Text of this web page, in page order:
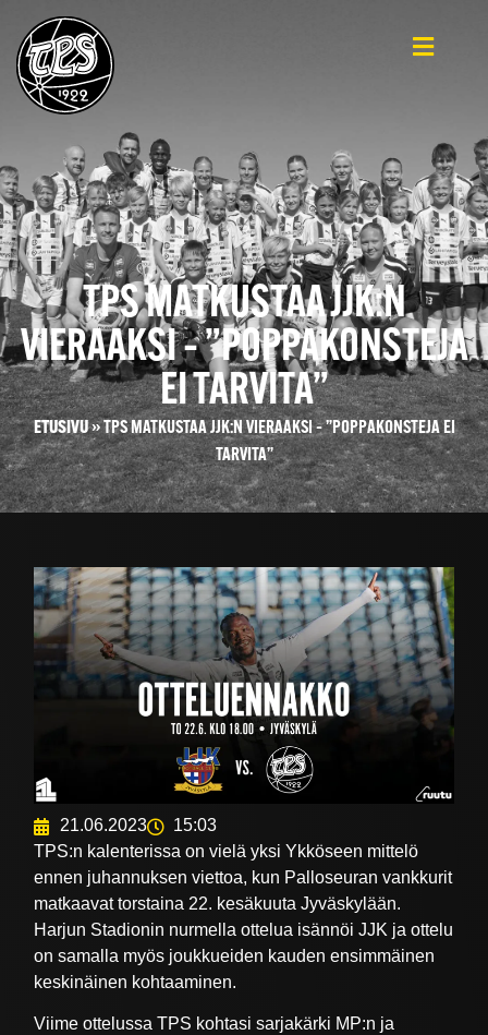
TPS MATKUSTAA JJK:N
VIERAAKSI – ”POPPAKONSTEJA
EI TARVITA”
ETUSIVU»TPS MATKUSTAA JJK:N VIERAAKSI – ”POPPAKONSTEJA EI
TARVITA”
21.06.2023
15:03
TPS:n kalenterissa on vielä yksi Ykköseen mittelö
ennen juhannuksen viettoa, kun Palloseuran vankkurit
matkaavat torstaina 22. kesäkuuta Jyväskylään.
Harjun Stadionin nurmella ottelua isännöi JJK ja ottelu
on samalla myös joukkueiden kauden ensimmäinen
keskinäinen kohtaaminen.
Viime ottelussa TPS kohtasi sarjakärki MP:n ja